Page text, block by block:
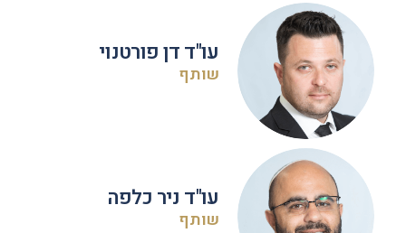
עו"ד דן פורטנוי
שותף
עו"ד ניר כלפה
שותף